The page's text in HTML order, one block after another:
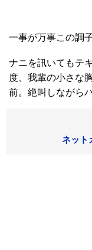
一事が万事この調
ナニを訊いてもテ
度、我輩の小さな
前。絶叫しながら
ネット